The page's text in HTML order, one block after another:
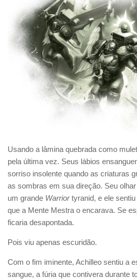
Usando a lâmina quebrada como
pela última vez. Seus lábios
sorriso insolente quando as criaturas
as sombras em sua direção. Seu
um grande Warriortyranid, e ele
que a Mente Mestra o encarava. Se
ficaria desapontada.
Pois viu apenas escuridão.
Com o fim iminente, Achilleo sentiu a
sangue, a fúria que contivera durante